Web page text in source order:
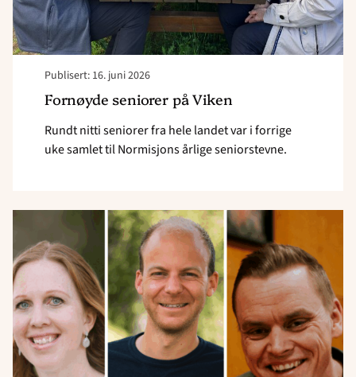
Publisert: 16. juni 2026
Fornøyde seniorer på Viken
Rundt nitti seniorer fra hele landet var i forrige
uke samlet til Normisjons årlige seniorstevne.
Read
article
"Internasjonal
avdeling
styrkes
med
nytt
lederteam"